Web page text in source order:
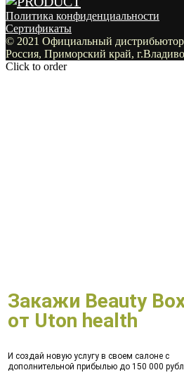
Закажи Beauty
от Uton health
И создай новую услугу в своем салоне с
дополнительной прибылью до 150 000
Политика конфиденциальности
Сертификаты
© 2021 Официальный
Россия, Приморский край,
Click to order